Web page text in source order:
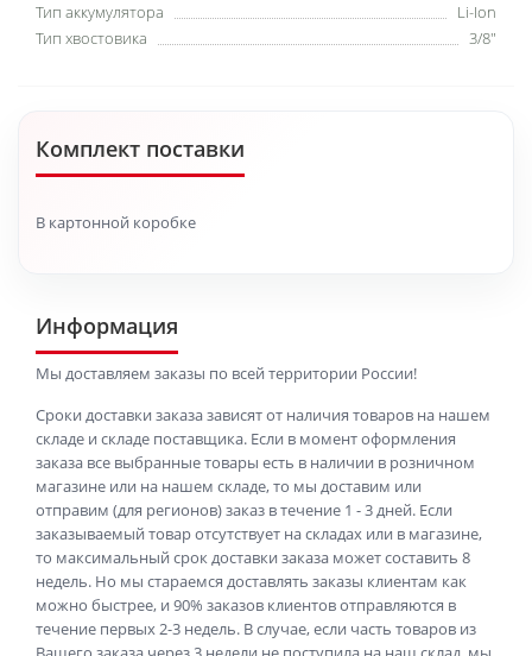
Тип аккумулятора
Li-Ion
Тип хвостовика
3/8"
Комплект поставки
В картонной коробке
Информация
Мы доставляем заказы по всей территории России!
Сроки доставки заказа зависят от наличия товаров на нашем
складе и складе поставщика. Если в момент оформления
заказа все выбранные товары есть в наличии в розничном
магазине или на нашем складе, то мы доставим или
отправим (для регионов) заказ в течение 1 - 3 дней. Если
заказываемый товар отсутствует на складах или в магазине,
то максимальный срок доставки заказа может составить 8
недель. Но мы стараемся доставлять заказы клиентам как
можно быстрее, и 90% заказов клиентов отправляются в
течение первых 2-3 недель. В случае, если часть товаров из